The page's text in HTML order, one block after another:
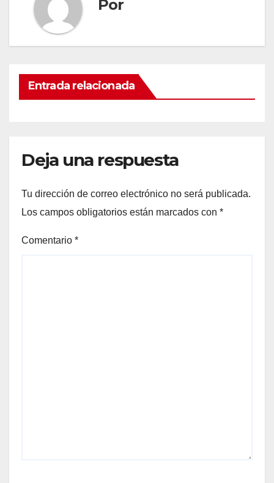
Por
Entrada relacionada
Deja una respuesta
Tu dirección de correo electrónico no será publicada.
Los campos obligatorios están marcados con *
Comentario *